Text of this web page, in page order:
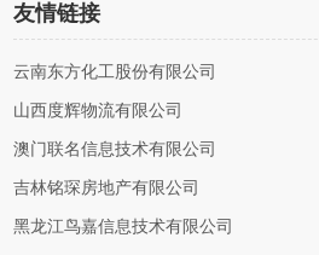
友情链接
云南东方化工股份有限公司
山西度辉物流有限公司
澳门联名信息技术有限公司
吉林铭琛房地产有限公司
黑龙江鸟嘉信息技术有限公司